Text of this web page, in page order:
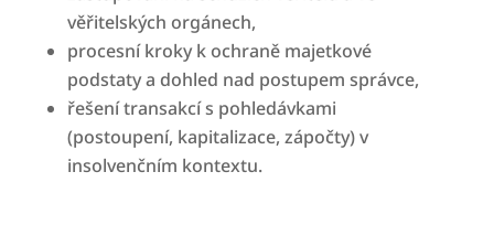
věřitelských orgánech,
procesní kroky k ochraně majetkové
podstaty a dohled nad postupem správce,
řešení transakcí s pohledávkami
(postoupení, kapitalizace, zápočty) v
insolvenčním kontextu.